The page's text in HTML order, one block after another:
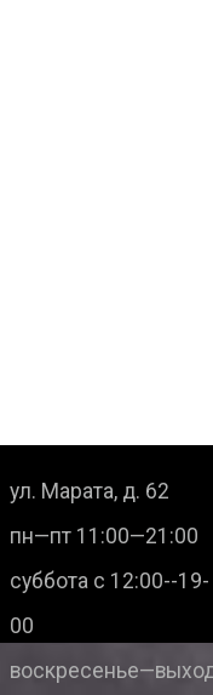
ул. Марата, д. 62
пн—пт 11:00—21:00
суббота с 12:00--19-
00